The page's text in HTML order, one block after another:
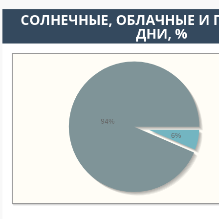
CОЛНЕЧНЫЕ, ОБЛАЧНЫЕ И
ДНИ, %
6%
94%